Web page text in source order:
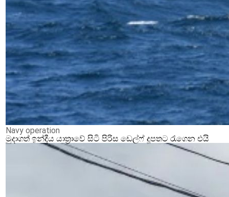
Navy operation
මුදාගත් ඉන්දීය යාත්‍රාවේ සිටි පිරිස ඩෙල්ෆ් දූපතට රැගෙන එයි